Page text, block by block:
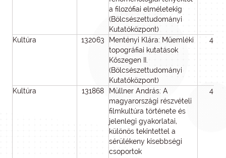
a filozófiai elméletekig
(Bölcsészettudományi
Kutatóközpont)
Kultúra 132063
Mentényi Klára: Műemléki
topográfiai kutatások
Kőszegen II.
(Bölcsészettudományi
Kutatóközpont)
48
Kultúra 131868
Müllner András: A
magyarországi részvételi
filmkultúra története és
jelenlegi gyakorlatai,
különös tekintettel a
sérülékeny kisebbségi
csoportok
48